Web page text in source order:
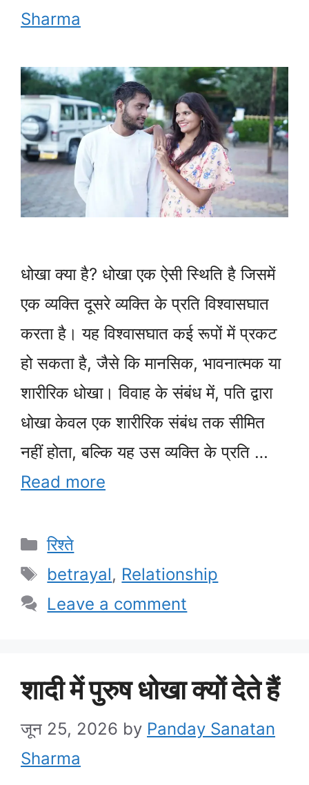
Sharma
धोखा क्या है? धोखा एक ऐसी स्थिति है जिसमें
एक व्यक्ति दूसरे व्यक्ति के प्रति विश्वासघात
करता है। यह विश्वासघात कई रूपों में प्रकट
हो सकता है, जैसे कि मानसिक, भावनात्मक या
शारीरिक धोखा। विवाह के संबंध में, पति द्वारा
धोखा केवल एक शारीरिक संबंध तक सीमित
नहीं होता, बल्कि यह उस व्यक्ति के प्रति …
Read more
Categories
रिश्ते
Tags
betrayal, Relationship
Leave a comment
शादी में पुरुष धोखा क्यों देते हैं
जून 25, 2026 by Panday Sanatan
Sharma